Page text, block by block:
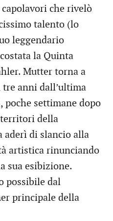
che rivelò
talento (lo
leggendario
la Quinta
Mutter torna a
tre anni dall’ultima
poche settimane dopo
della
aderì di slancio alla
artistica rinunciando
sua esibizione.
possibile dal
principale della